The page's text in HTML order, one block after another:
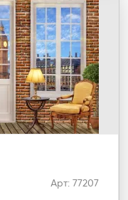
Арт: 77207